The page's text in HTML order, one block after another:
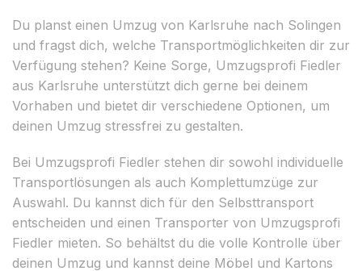
Du planst einen Umzug von Karlsruhe nach Solingen
und fragst dich, welche Transportmöglichkeiten dir zur
Verfügung stehen? Keine Sorge, Umzugsprofi Fiedler
aus Karlsruhe unterstützt dich gerne bei deinem
Vorhaben und bietet dir verschiedene Optionen, um
deinen Umzug stressfrei zu gestalten.
Bei Umzugsprofi Fiedler stehen dir sowohl individuelle
Transportlösungen als auch Komplettumzüge zur
Auswahl. Du kannst dich für den Selbsttransport
entscheiden und einen Transporter von Umzugsprofi
Fiedler mieten. So behältst du die volle Kontrolle über
deinen Umzug und kannst deine Möbel und Kartons